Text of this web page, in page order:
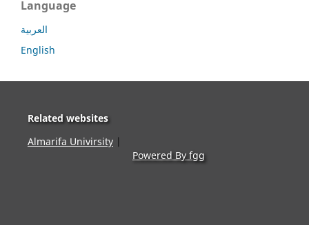
Language
العربية
English
Related websites
Almarifa Univirsity|
Powered By fgg